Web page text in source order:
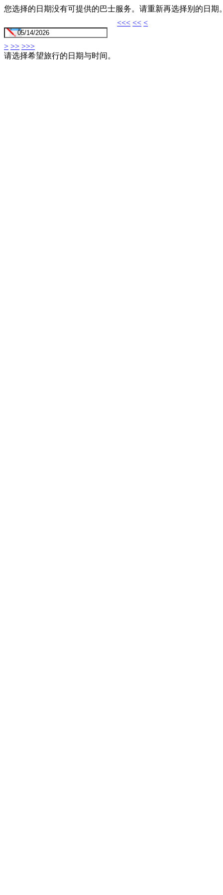
您选择的日期没有可提供的巴士服务。请重新再选择别的日期
<<< << <
> >> >>>
请选择希望旅行的日期与时间。